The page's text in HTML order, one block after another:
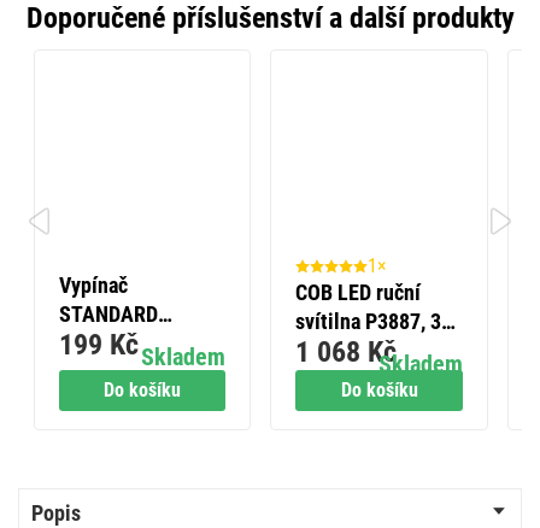
Doporučené příslušenství a další produkty
Do košíku
Vypínač
STANDARD
4FN57502.2116
č.5 H
Skladem
199 Kč
Do košíku
1×
COB LED ruční
svítilna P3887, 30
lm, 2x AAA, 12 ks,
box
Skladem
1 068 Kč
Popis